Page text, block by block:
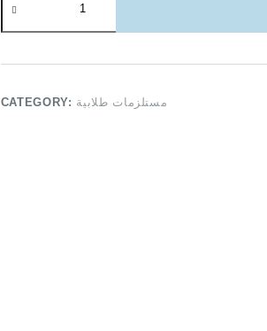
ريزيني
CATEGORY: مستلزمات طلابية